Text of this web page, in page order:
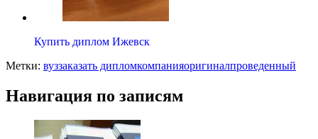
Купить диплом Ижевск
Метки: вуззаказать дипломкомпанияоригиналпроведенный
Навигация по записям